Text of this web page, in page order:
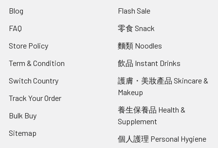
Blog
FAQ
Store Policy
Term & Condition
Switch Country
Track Your Order
Bulk Buy
Sitemap
Flash Sale
零食 Snack
麵類 Noodles
飲品 Instant Drinks
護膚・美妝產品 Skincare &
Makeup
養生保養品 Health &
Supplement
個人護理 Personal Hygiene